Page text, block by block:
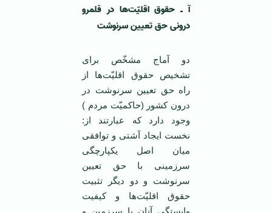
آ ـ حقوق اقلیّت‌ها در قلمرو
درونی حق تعیین سرنوشت
دو آماج مشخّص برای
تشخیص حقوق اقلیّت‌ها از
راه حق تعیین سرنوشت در
درون کشور (حاکمیّت مردم )
وجود دارد که عبارتند از:
نخست ایجاد آشتی و توافقی
میان اصل یکپارچگی
سرزمینی با حق تعیین
سرنوشت و دو دیگر تثبیت
حقوق اقلیّت‌ها و کیفیت
وابستگی آنان با سرزمین و